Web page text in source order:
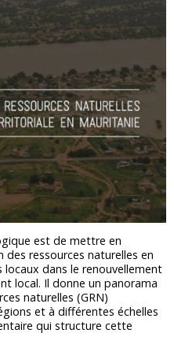
est de mettre en
ressources naturelles en
dans le renouvellement
local. Il donne un panorama
naturelles (GRN)
et à différentes échelles
qui structure cette